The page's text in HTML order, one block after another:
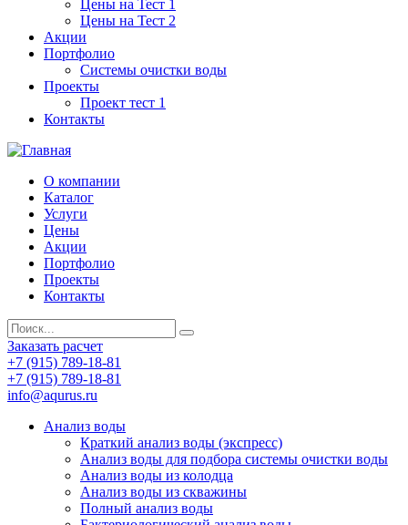
Цены на Тест 1
Цены на Тест 2
Акции
Портфолио
Системы очистки воды
Проекты
Проект тест 1
Контакты
О компании
Каталог
Услуги
Цены
Акции
Портфолио
Проекты
Контакты
Заказать расчет
+7 (915) 789-18-81
+7 (915) 789-18-81
info@aqurus.ru
Анализ воды
Краткий анализ воды (экспресс)
Анализ воды для подбора системы очистки воды
Анализ воды из колодца
Анализ воды из скважины
Полный анализ воды